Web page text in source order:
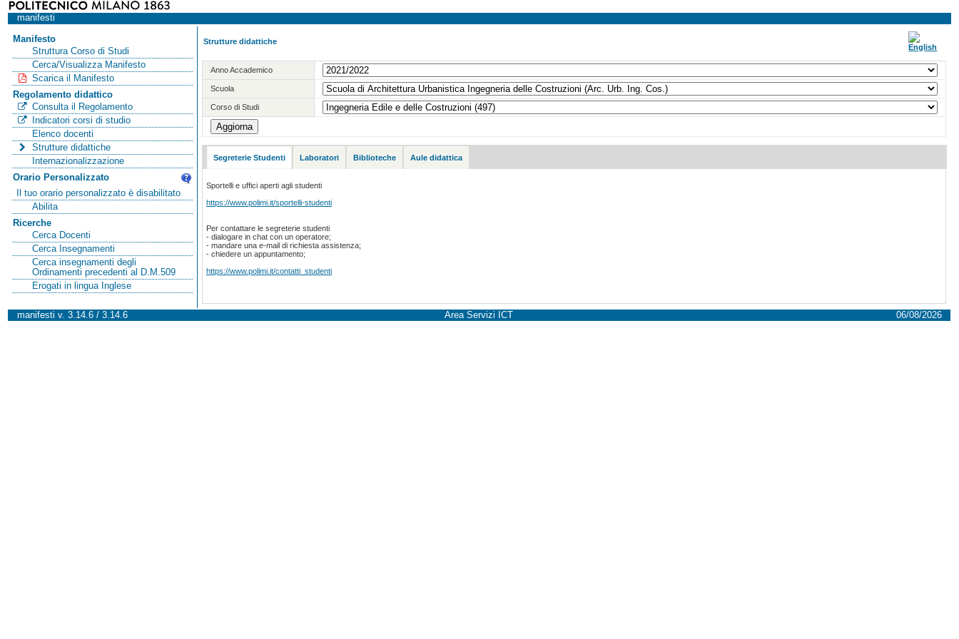
manifesti
Manifesto
Struttura Corso di Studi
Cerca/Visualizza Manifesto
Scarica il Manifesto
Regolamento didattico
Consulta il Regolamento
Indicatori corsi di studio
Elenco docenti
Strutture didattiche
Internazionalizzazione
Orario Personalizzato
Il tuo orario personalizzato è disabilitato
Abilita
Ricerche
Cerca Docenti
Cerca Insegnamenti
Cerca insegnamenti degli
Ordinamenti precedenti al D.M.509
Erogati in lingua Inglese
Strutture didattiche
Anno Accademico
Scuola
Corso di Studi
Segreterie Studenti Laboratori Biblioteche Aule didattica
Sportelli e uffici aperti agli studenti
https://www.polimi.it/sportelli-studenti
Per contattare le segreterie studenti
- dialogare in chat con un operatore;
- mandare una e-mail di richiesta assistenza;
- chiedere un appuntamento;
https://www.polimi.it/contatti_studenti
manifesti v. 3.14.6 / 3.14.6 Area Servizi ICT 06/08/2026